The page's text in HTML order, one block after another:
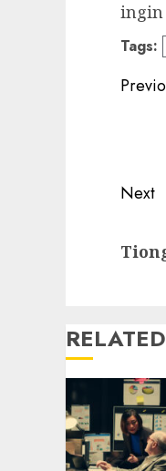
ingin
Tags:
Next
post: